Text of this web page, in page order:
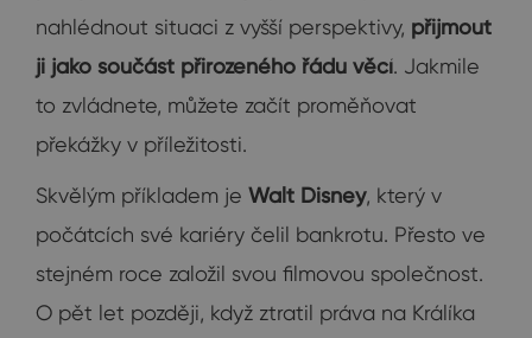
nahlédnout situaci z vyšší perspektivy, přijmout
ji jako součást přirozeného řádu věcí. Jakmile
to zvládnete, můžete začít proměňovat
překážky v příležitosti.
Skvělým příkladem je Walt Disney, který v
počátcích své kariéry čelil bankrotu. Přesto ve
stejném roce založil svou filmovou společnost.
O pět let později, když ztratil práva na Králíka